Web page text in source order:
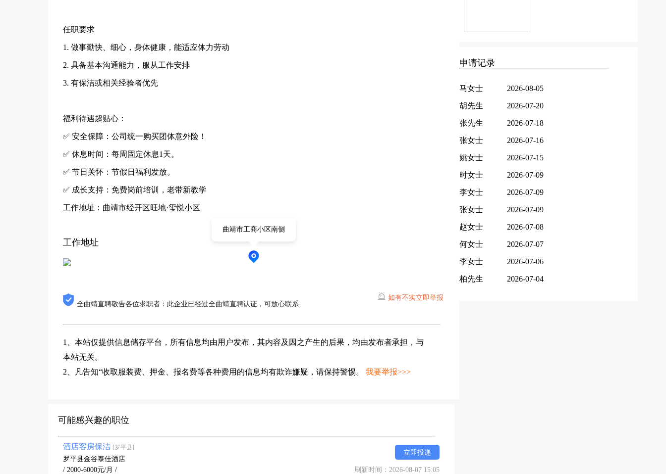
任职要求
1. 做事勤快、细心，身体健康，能适应体力劳动
2. 具备基本沟通能力，服从工作安排
3. 有保洁或相关经验者优先
福利待遇超贴心：
✅ 安全保障：公司统一购买团体意外险！
✅ 休息时间：每周固定休息1天。
✅ 节日关怀：节假日福利发放。
✅ 成长支持：免费岗前培训，老带新教学
工作地址：曲靖市经开区旺地·玺悦小区
工作地址
曲靖市工商小区南侧
全曲靖直聘敬告各位求职者：此企业已经过全曲靖直聘认证，可放心联系
如有不实立即举报
1、本站仅提供信息储存平台，所有信息均由用户发布，其内容及因之产生的后果，均由发布者承担，与
本站无关。
2、凡告知“收取服装费、押金、报名费等各种费用的信息均有欺诈嫌疑，请保持警惕。 我要举报>>>
可能感兴趣的职位
酒店客房保洁 [罗平县]
立即投递
罗平县金谷泰佳酒店
/ 2000-6000元/月 /
刷新时间：2026-08-07 15:05
申请记录
马女士 2026-08-05
胡先生 2026-07-20
张先生 2026-07-18
张女士 2026-07-16
姚女士 2026-07-15
时女士 2026-07-09
李女士 2026-07-09
张女士 2026-07-09
赵女士 2026-07-08
何女士 2026-07-07
李女士 2026-07-06
柏先生 2026-07-04